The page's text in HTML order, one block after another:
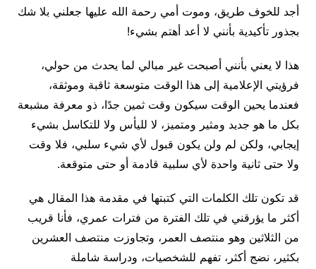
أجد للخوف طريق، وموت أمي رحمة الله عليها جعلني بلا شك
بجذور تأكيدية بأنني لا أعد أهتم بشيء!
هذا لا يعني بأنني أصبحت غير مبالي لما يحدث من حولي،
فرؤيتي الإعلامية إلى هذا الوقت متوسعة ثاقبة وموثقة،
فعندما يحين الوقت سيكون وقت ثمين جدًا، ذو معرفة مشبعة
بكل ما هو جديد ومثير ومتميز، لا لليأس ولا للتكاسل بشيء
إيجابي، ولكن لم ولن يكون قبول لأي شيء سلبي، فلا وقت
ولا حتى ثانية واحدة لأي سلبية قادمة أو حتى متوقعة.
قد تكون تلك الكلمات التي كتبتها في مقدمة هذا المقال هي
أكثر ما يؤرقني في تلك الفترة من فترات عمري، فأنا قريب
من الثلاثين وهو منتصف العمر، وتجاوزت منتصف العشرين
بكثير، نضج أكثر، تفهم للشخصيات، ودراسة شاملة